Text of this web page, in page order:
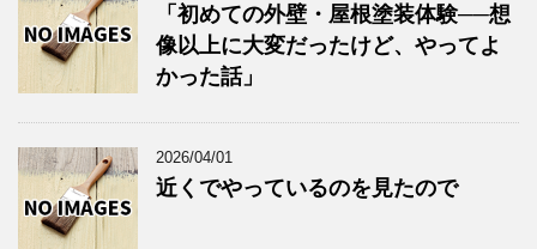
「初めての外壁・屋根塗装体験──想
像以上に大変だったけど、やってよ
かった話」
2026/04/01
近くでやっているのを見たので